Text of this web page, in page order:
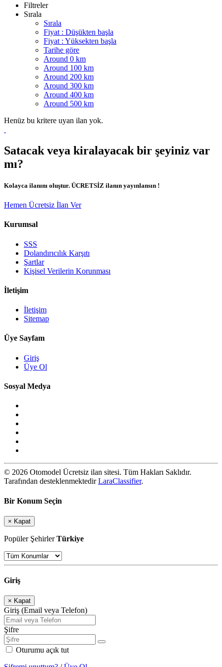
Filtreler
Sırala
Sırala
Fiyat : Düşükten başla
Fiyat : Yüksekten başla
Tarihe göre
Around 0 km
Around 100 km
Around 200 km
Around 300 km
Around 400 km
Around 500 km
Henüz bu kritere uyan ilan yok.
Satacak veya kiralayacak bir şeyiniz var
mı?
Kolayca ilanını oluştur. ÜCRETSİZ ilanın yayınlansın !
Hemen Ücretsiz İlan Ver
Kurumsal
SSS
Dolandırıcılık Karşıtı
Şartlar
Kişisel Verilerin Korunması
İletişim
İletişim
Sitemap
Üye Sayfam
Giriş
Üye Ol
Sosyal Medya
© 2026 Otomodel Ücretsiz ilan sitesi. Tüm Hakları Saklıdır.
Tarafından desteklenmektedirLaraClassifier.
Bir Konum Seçin
× Kapat
Popüler ŞehirlerTürkiye
Giriş
× Kapat
Giriş (Email veya Telefon)
Şifre
Oturumu açık tut